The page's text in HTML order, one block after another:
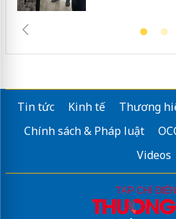
Tin tức Kinh tế Thương
Chính sách & Pháp luật
Videos